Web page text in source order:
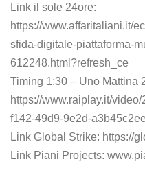
Link il sole 24ore:
https://www.affaritaliani.it/
sfida-digitale-piattaforma-
612248.html?refresh_ce
Timing 1:30 – Uno Mattina
https://www.raiplay.it/
f142-49d9-9e2d-
Link Global Strike: https://
Link Piani Projects: